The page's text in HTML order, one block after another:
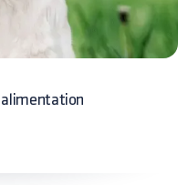
alimentation